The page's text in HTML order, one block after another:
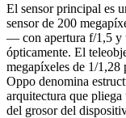
El sensor principal es
sensor de 200
— con apertura f/1,5 y
ópticamente. El
megapíxeles de 1/
Oppo denomina
arquitectura que
del grosor del